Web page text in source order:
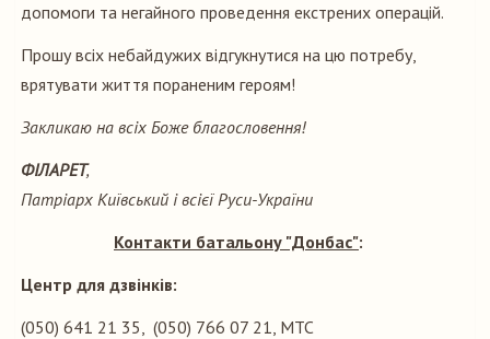
допомоги та негайного проведення екстрених операцій.
Прошу всіх небайдужих відгукнутися на цю потребу,
врятувати життя пораненим героям!
Закликаю на всіх Боже благословення!
ФІЛАРЕТ,
Патріарх Київський і всієї Руси-України
Контакти батальону "Донбас":
Центр для дзвінків:
(050) 641 21 35, (050) 766 07 21, МТС